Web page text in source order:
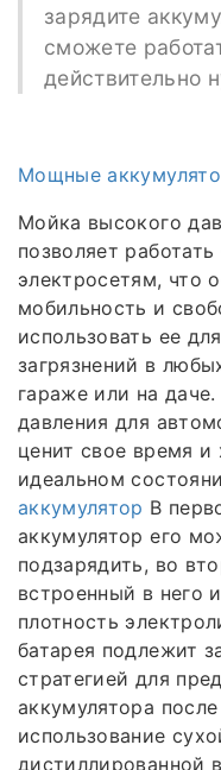
зарядите
сможете
действительно
Мощные
Мойка высокого
позволяет
электросетям, что
мобильность и
использовать ее
загрязнений в
гараже или на
давления для
ценит свое время и
идеальном
аккумулятор В
аккумулятор его
подзарядить, во
встроенный в него
плотность
батарея подлежит
стратегией для
аккумулятора
использование
дистиллированной